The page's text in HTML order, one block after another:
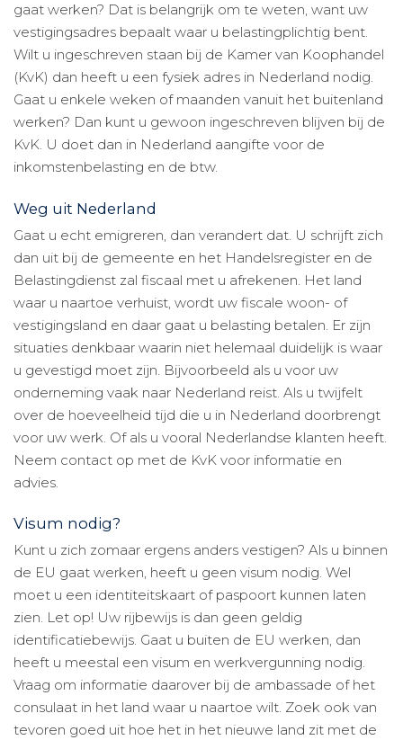
gaat werken? Dat is belangrijk om te weten, want uw
vestigingsadres bepaalt waar u belastingplichtig bent.
Wilt u ingeschreven staan bij de Kamer van Koophandel
(KvK) dan heeft u een fysiek adres in Nederland nodig.
Gaat u enkele weken of maanden vanuit het buitenland
werken? Dan kunt u gewoon ingeschreven blijven bij de
KvK. U doet dan in Nederland aangifte voor de
inkomstenbelasting en de btw.
Weg uit Nederland
Gaat u echt emigreren, dan verandert dat. U schrijft zich
dan uit bij de gemeente en het Handelsregister en de
Belastingdienst zal fiscaal met u afrekenen. Het land
waar u naartoe verhuist, wordt uw fiscale woon- of
vestigingsland en daar gaat u belasting betalen. Er zijn
situaties denkbaar waarin niet helemaal duidelijk is waar
u gevestigd moet zijn. Bijvoorbeeld als u voor uw
onderneming vaak naar Nederland reist. Als u twijfelt
over de hoeveelheid tijd die u in Nederland doorbrengt
voor uw werk. Of als u vooral Nederlandse klanten heeft.
Neem contact op met de KvK voor informatie en
advies.
Visum nodig?
Kunt u zich zomaar ergens anders vestigen? Als u binnen
de EU gaat werken, heeft u geen visum nodig. Wel
moet u een identiteitskaart of paspoort kunnen laten
zien. Let op! Uw rijbewijs is dan geen geldig
identificatiebewijs. Gaat u buiten de EU werken, dan
heeft u meestal een visum en werkvergunning nodig.
Vraag om informatie daarover bij de ambassade of het
consulaat in het land waar u naartoe wilt. Zoek ook van
tevoren goed uit hoe het in het nieuwe land zit met de